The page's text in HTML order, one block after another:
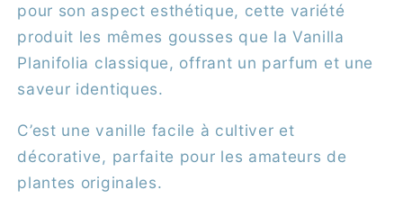
pour son aspect esthétique, cette variété
produit les mêmes gousses que la Vanilla
Planifolia classique, offrant un parfum et une
saveur identiques.
C’est une vanille facile à cultiver et
décorative, parfaite pour les amateurs de
plantes originales.